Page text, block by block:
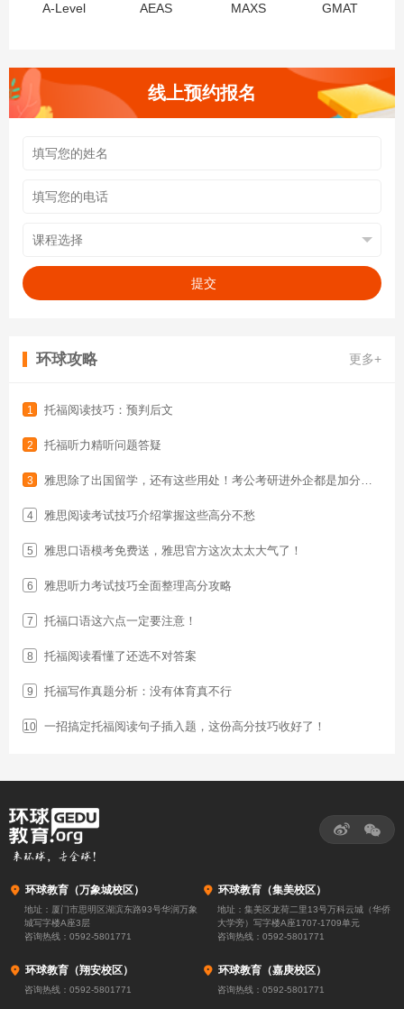
A-Level AEAS MAXS GMAT
线上预约报名
提交
环球攻略 更多+
1 托福阅读技巧：预判后文
2 托福听力精听问题答疑
3 雅思除了出国留学，还有这些用处！考公考研进外企都是加分项！
4 雅思阅读考试技巧介绍掌握这些高分不愁
5 雅思口语模考免费送，雅思官方这次太太大气了！
6 雅思听力考试技巧全面整理高分攻略
7 托福口语这六点一定要注意！
8 托福阅读看懂了还选不对答案
9 托福写作真题分析：没有体育真不行
10 一招搞定托福阅读句子插入题，这份高分技巧收好了！
 环球教育（万象城校区）
地址：厦门市思明区湖滨东路93号华润万象
城写字楼A座3层
咨询热线： 0592-5801771
 环球教育（集美校区）
地址：集美区龙荷二里13号万科云城（华侨
大学旁）写字楼A座1707-1709单元
咨询热线： 0592-5801771
 环球教育（翔安校区）
咨询热线： 0592-5801771
 环球教育（嘉庚校区）
咨询热线： 0592-5801771
 